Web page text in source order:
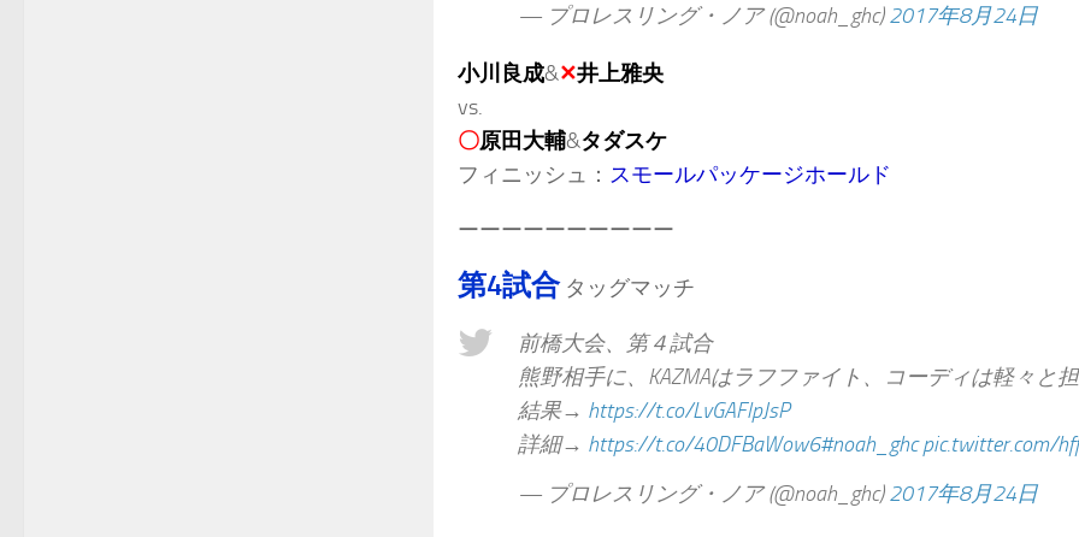
— プロレスリング・ノア (@noah_ghc)2017年8月24日
小川良成&✕井上雅央
vs.
〇原田大輔&タダスケ
フィニッシュ： スモールパッケージホールド
ーーーーーーーーーー
第4試合タッグマッチ
前橋大会、第４試合
熊野相手に、KAZMAはラフファイト、コーディは軽々と
結果→ https://t.co/LvGAFlpJsP
詳細→ https://t.co/40DFBaWow6#noah_ghc pic.twitter.com/
— プロレスリング・ノア (@noah_ghc)2017年8月24日